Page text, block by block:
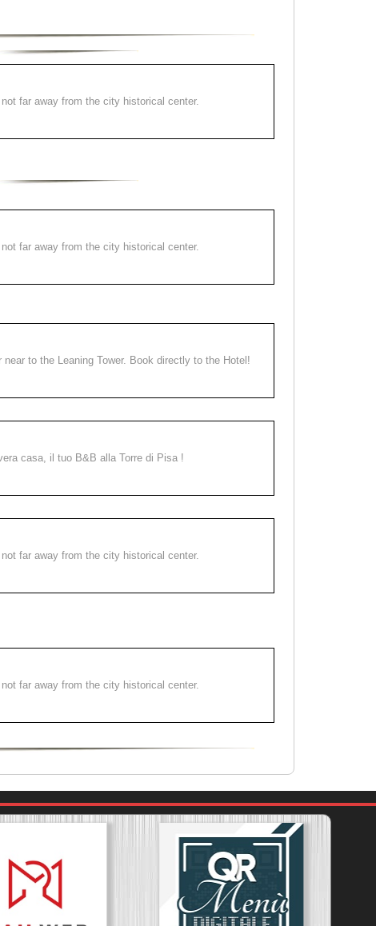
far away from the city historical center.
far away from the city historical center.
to the Leaning Tower. Book directly to the Hotel!
casa, il tuo B&B alla Torre di Pisa !
far away from the city historical center.
far away from the city historical center.